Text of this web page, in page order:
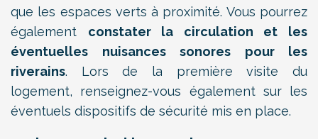
que les espaces verts à proximité. Vous pourrez
également constater la circulation et les
éventuelles nuisances sonores pour les
riverains. Lors de la première visite du
logement, renseignez-vous également sur les
éventuels dispositifs de sécurité mis en place.